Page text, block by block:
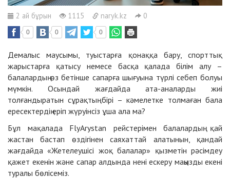
2 ай бұрын 1115 naryk.kz 0
0 0 0
Демалыс маусымы, туыстарға қонаққа бару, спорттық
жарыстарға қатысу немесе басқа қалада білім алу –
балалардың өз бетінше сапарға шығуына түрлі себеп болуы
мүмкін. Осындай жағдайда ата-аналарды жиі
толғандыратын сұрақтың бірі – кәмелетке толмаған бала
ересектердің еріп жүруінсіз ұша ала ма?
Бұл мақалада FlyArystan рейстерімен балалардың қай
жастан бастап өздігінен саяхаттай алатынын, қандай
жағдайда «Жетелеушісі жоқ балалар» қызметін рәсімдеу
қажет екенін және сапар алдында нені ескеру маңызды екені
туралы бөлісеміз.